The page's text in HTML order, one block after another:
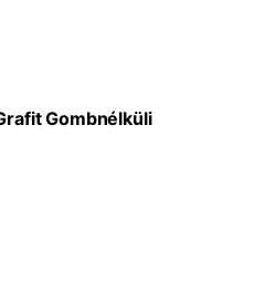
Gombnélküli